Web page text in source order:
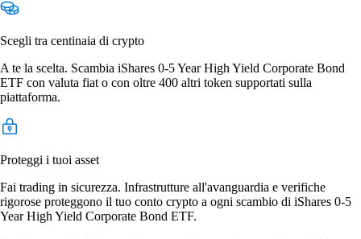
Scegli tra centinaia di crypto
A te la scelta. Scambia iShares 0-5 Year High Yield Corporate Bond
ETF con valuta fiat o con oltre 400 altri token supportati sulla
piattaforma.
Proteggi i tuoi asset
Fai trading in sicurezza. Infrastrutture all'avanguardia e verifiche
rigorose proteggono il tuo conto crypto a ogni scambio di iShares 0-5
Year High Yield Corporate Bond ETF.